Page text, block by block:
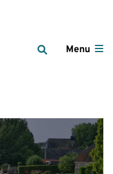
Menu